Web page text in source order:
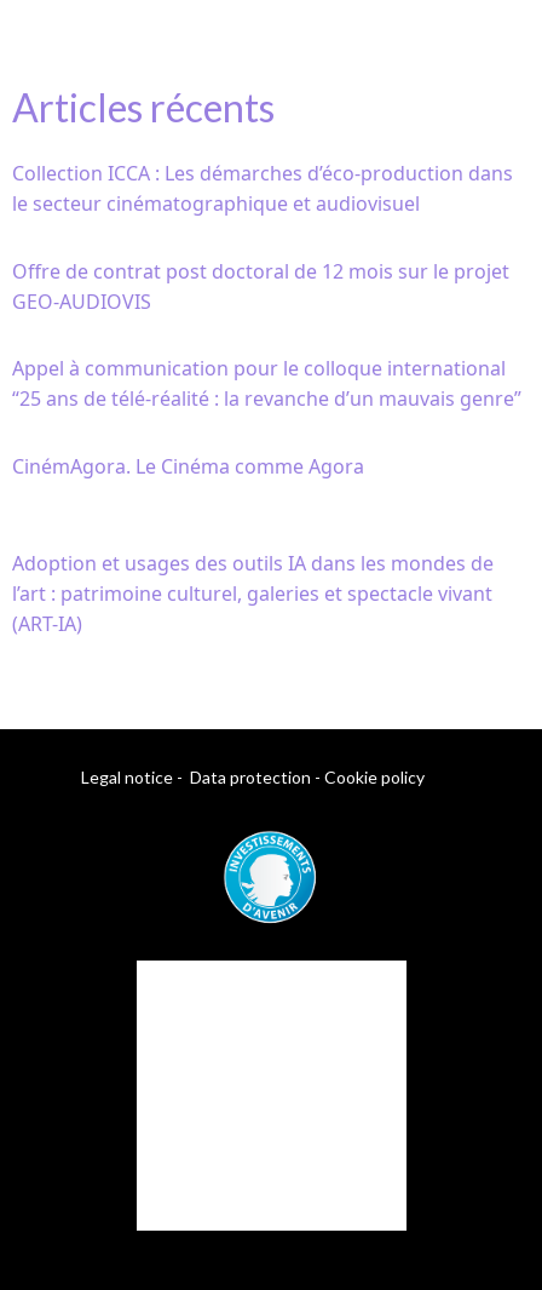
Articles récents
Collection ICCA : Les démarches d’éco-production dans
le secteur cinématographique et audiovisuel
Offre de contrat post doctoral de 12 mois sur le projet
GEO-AUDIOVIS
Appel à communication pour le colloque international
“25 ans de télé-réalité : la revanche d’un mauvais genre”
CinémAgora. Le Cinéma comme Agora
Adoption et usages des outils IA dans les mondes de
l’art : patrimoine culturel, galeries et spectacle vivant
(ART-IA)
Legal notice - Data protection - Cookie policy